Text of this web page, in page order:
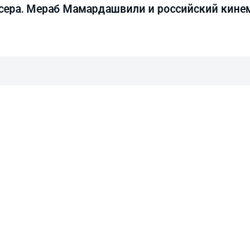
Мераб Мамардашвили и российский